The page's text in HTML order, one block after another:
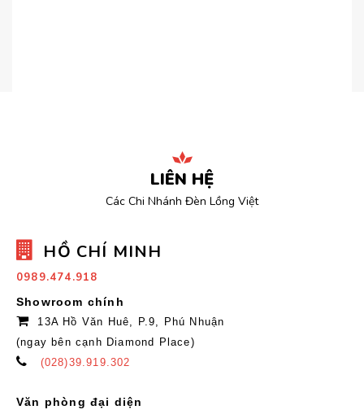
LIÊN HỆ
Các Chi Nhánh Đèn Lồng Việt
HỒ CHÍ MINH
0989.474.918
Showroom chính
13A Hồ Văn Huê, P.9, Phú Nhuận
(ngay bên cạnh Diamond Place)
(028)39.919.302
Văn phòng đại diện